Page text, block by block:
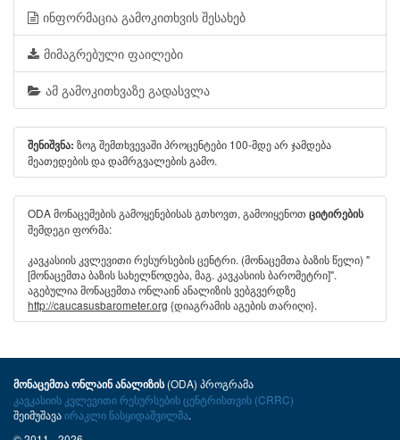
ინფორმაცია გამოკითხვის შესახებ
მიმაგრებული ფაილები
ამ გამოკითხვაზე გადასვლა
შენიშვნა: ზოგ შემთხვევაში პროცენტები 100-მდე არ ჯამდება
მეათედების და დამრგვალების გამო.
ODA მონაცემების გამოყენებისას გთხოვთ, გამოიყენოთ ციტირების
შემდეგი ფორმა:
კავკასიის კვლევითი რესურსების ცენტრი. (მონაცემთა ბაზის წელი) "
[მონაცემთა ბაზის სახელწოდება, მაგ. კავკასიის ბარომეტრი]".
აგებულია მონაცემთა ონლაინ ანალიზის ვებგვერდზე
http://caucasusbarometer.org {დიაგრამის აგების თარიღი}.
მონაცემთა ონლაინ ანალიზის(ODA) პროგრამა
კავკასიის კვლევითი რესურსების ცენტრისთვის (CRRC)
შეიმუშავაირაკლი ნასყიდაშვილმა.